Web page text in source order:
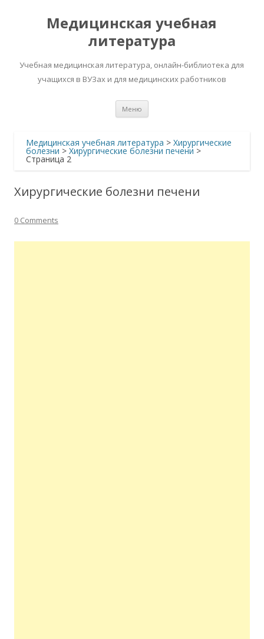
Медицинская учебная
литература
Учебная медицинская литература, онлайн-библиотека для
учащихся в ВУЗах и для медицинских работников
Меню
Медицинская учебная литература > Хирургические
болезни > Хирургические болезни печени >
Страница 2
Хирургические болезни печени
0 Comments